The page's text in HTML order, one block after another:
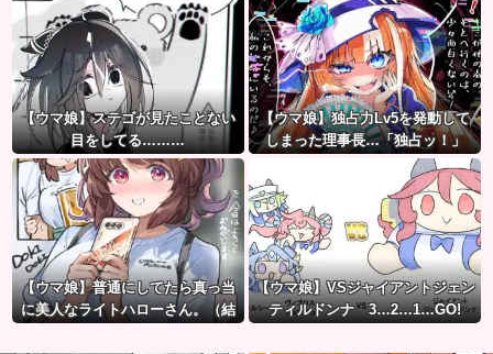
【ウマ娘】ステゴが見たことない
目をしてる………
【ウマ娘】独占力Lv5を発動して
しまった理事長…「独占ッ！」
【ウマ娘】普通にしてたら真っ当
に美人なライトハローさん。（結
【ウマ娘】VSジャイアントジェン
ティルドンナ 3…2…1…GO!